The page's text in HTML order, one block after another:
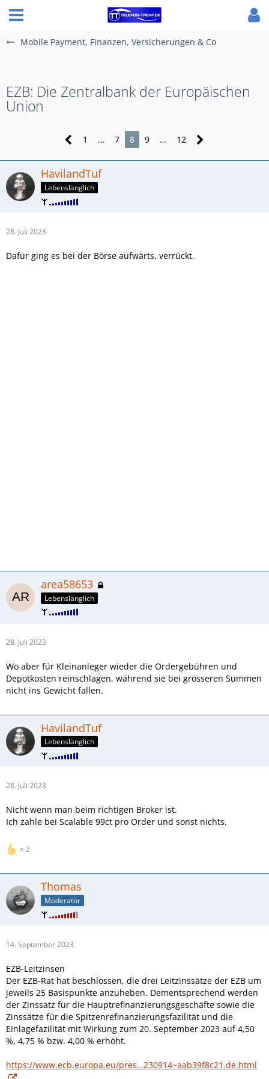
Mobile Payment, Finanzen, Versicherungen & Co
EZB: Die Zentralbank der Europäischen
Union
1 … 7 8 9 … 12
HavilandTuf
Lebenslänglich
28. Juli 2023
Dafür ging es bei der Börse aufwärts, verrückt.
area58653
Lebenslänglich
28. Juli 2023
Wo aber für Kleinanleger wieder die Ordergebühren und
Depotkosten reinschlagen, während sie bei grösseren Summen
nicht ins Gewicht fallen.
HavilandTuf
Lebenslänglich
28. Juli 2023
Nicht wenn man beim richtigen Broker ist.
Ich zahle bei Scalable 99ct pro Order und sonst nichts.
2
Thomas
Moderator
14. September 2023
EZB-Leitzinsen
Der EZB-Rat hat beschlossen, die drei Leitzinssätze der EZB um
jeweils 25 Basispunkte anzuheben. Dementsprechend werden
der Zinssatz für die Hauptrefinanzierungsgeschäfte sowie die
Zinssätze für die Spitzenrefinanzierungsfazilität und die
Einlagefazilität mit Wirkung zum 20. September 2023 auf 4,50
%, 4,75 % bzw. 4,00 % erhöht.
https://www.ecb.europa.eu/pres…230914~aab39f8c21.de.html